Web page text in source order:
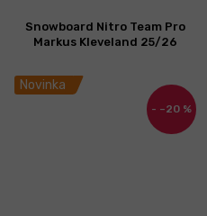
Novinka
–20 %
Snowboard Nitro Team Pro
Markus Kleveland 25/26